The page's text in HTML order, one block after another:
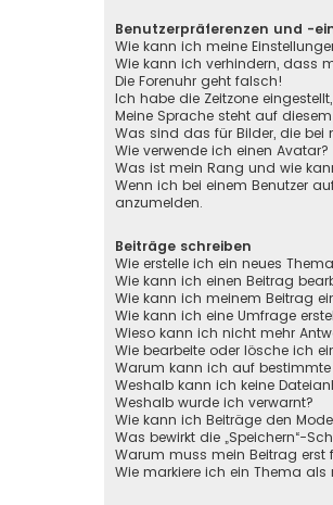
Benutzerpräferenzen und -
Wie kann ich meine
Wie kann ich verhindern, dass
Die Forenuhr geht falsch!
Ich habe die Zeitzone
Meine Sprache steht auf
Was sind das für Bilder, die bei
Wie verwende ich einen Avatar?
Was ist mein Rang und wie
Wenn ich bei einem Benutzer
anzumelden.
Beiträge schreiben
Wie erstelle ich ein neues
Wie kann ich einen Beitrag
Wie kann ich meinem Beitrag
Wie kann ich eine Umfrage
Wieso kann ich nicht mehr
Wie bearbeite oder lösche ich
Warum kann ich auf bestimmte
Weshalb kann ich keine
Weshalb wurde ich verwarnt?
Wie kann ich Beiträge den
Was bewirkt die „Speichern“-
Warum muss mein Beitrag erst
Wie markiere ich ein Thema als